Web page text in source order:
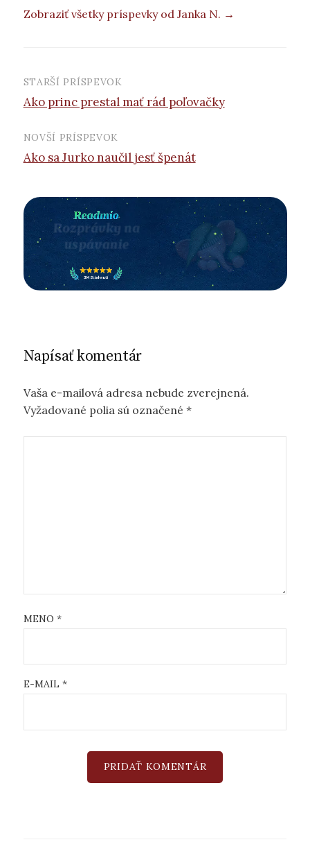
Zobraziť všetky príspevky od Janka N. →
Navigácia
príspevkov
STARŠÍ PRÍSPEVOK
Ako princ prestal mať rád poľovačky
NOVŠÍ PRÍSPEVOK
Ako sa Jurko naučil jesť špenát
Napísať komentár
Vaša e-mailová adresa nebude zverejnená.
Vyžadované polia sú označené *
MENO *
E-MAIL *